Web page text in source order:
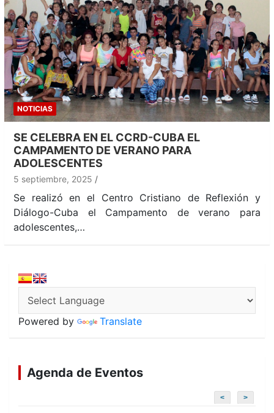
NOTICIAS
SE CELEBRA EN EL CCRD-CUBA EL
CAMPAMENTO DE VERANO PARA
ADOLESCENTES
5 septiembre, 2025
Se realizó en el Centro Cristiano de Reflexión y
Diálogo-Cuba el Campamento de verano para
adolescentes,…
Powered by Translate
Agenda de Eventos
< >